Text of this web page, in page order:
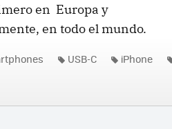
en Europa y
en todo el mundo.
USB-C iPhone